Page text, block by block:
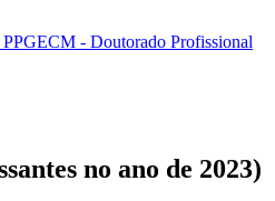
PPGECM - Doutorado Profissional
no ano de 2023)